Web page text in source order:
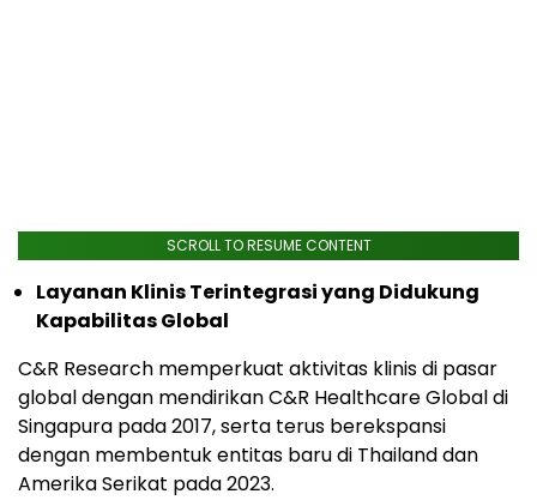
SCROLL TO RESUME CONTENT
Layanan Klinis Terintegrasi yang Didukung
Kapabilitas Global
C&R Research memperkuat aktivitas klinis di pasar
global dengan mendirikan C&R Healthcare Global di
Singapura pada 2017, serta terus berekspansi
dengan membentuk entitas baru di Thailand dan
Amerika Serikat pada 2023.